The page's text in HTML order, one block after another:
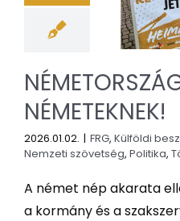
NÉMETEKNEK!
2026.01.02. | FRG, Külföldi
Nemzeti szövetség, Politika,
A német nép akarata
a kormány és a